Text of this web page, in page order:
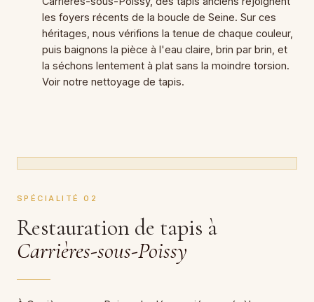
les foyers récents de la boucle de Seine. Sur ces
héritages, nous vérifions la tenue de chaque couleur,
puis baignons la pièce à l'eau claire, brin par brin, et
la séchons lentement à plat sans la moindre torsion.
Voir notre nettoyage de tapis.
SPÉCIALITÉ 02
Restauration de tapis à
Carrières-sous-Poissy